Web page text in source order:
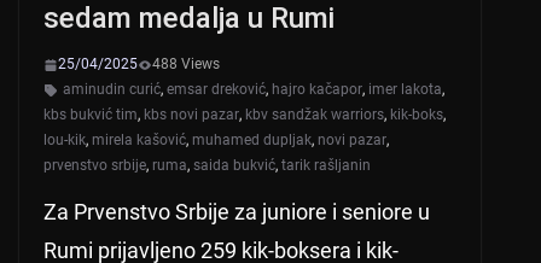
sedam medalja u Rumi
25/04/2025
488 Views
aminudin curić, emsar dreković, hajro kačapor, imer lakota,
kbs bukvić tim, kbs novi pazar, kbv sandžak warriors, kik-boks,
lou-kik, mirela kašović, muhamed dupljak, novi pazar,
prvenstvo srbije, ruma, saida bukvić, tarik rašljanin
Za Prvenstvo Srbije za juniore i seniore u
Rumi prijavljeno 259 kik-boksera i kik-